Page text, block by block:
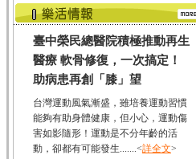
臺中榮民總醫院積極推動再生
醫療 軟骨修復，一次搞定！
助病患再創「膝」望
台灣運動風氣漸盛，雖培養運動習慣
能夠有助身體健康，但小心，運動傷
害如影隨形！運動是不分年齡的活
動，卻都有可能發生.......<詳全文>